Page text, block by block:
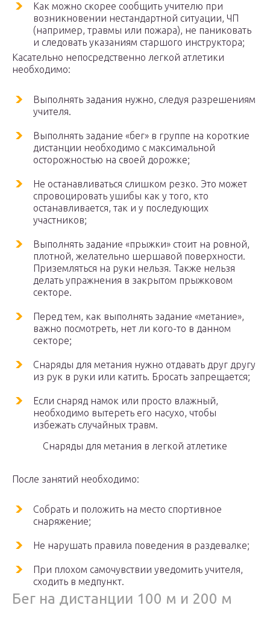
Как можно скорее сообщить учителю при
возникновении нестандартной ситуации, ЧП
(например, травмы или пожара), не паниковать
и следовать указаниям старшого инструктора;
Касательно непосредственно легкой атлетики
необходимо:
Выполнять задания нужно, следуя разрешениям
учителя.
Выполнять задание «бег» в группе на короткие
дистанции необходимо с максимальной
осторожностью на своей дорожке;
Не останавливаться слишком резко. Это может
спровоцировать ушибы как у того, кто
останавливается, так и у последующих
участников;
Выполнять задание «прыжки» стоит на ровной,
плотной, желательно шершавой поверхности.
Приземляться на руки нельзя. Также нельзя
делать упражнения в закрытом прыжковом
секторе.
Перед тем, как выполнять задание «метание»,
важно посмотреть, нет ли кого-то в данном
секторе;
Снаряды для метания нужно отдавать друг другу
из рук в руки или катить. Бросать запрещается;
Если снаряд намок или просто влажный,
необходимо вытереть его насухо, чтобы
избежать случайных травм.
Снаряды для метания в легкой атлетике
После занятий необходимо:
Собрать и положить на место спортивное
снаряжение;
Не нарушать правила поведения в раздевалке;
При плохом самочувствии уведомить учителя,
сходить в медпункт.
Бег на дистанции 100 м и 200 м